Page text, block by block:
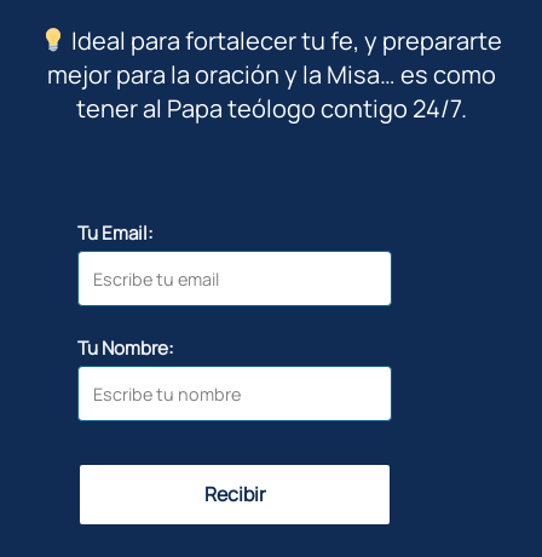
Ideal para fortalecer tu fe, y prepararte
mejor para la oración y la Misa… es como
tener al Papa teólogo contigo 24/7.
Tu Email:
Tu Nombre:
Recibir